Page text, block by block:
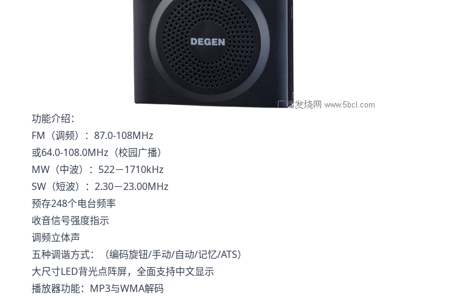
功能介绍：
FM（调频）：87.0-108MHz
或64.0-108.0MHz（校园广播）
MW（中波）：522－1710kHz
SW（短波）：2.30－23.00MHz
预存248个电台频率
收音信号强度指示
调频立体声
五种调谐方式：（编码旋钮/手动/自动/记忆/ATS）
大尺寸LED背光点阵屏，全面支持中文显示
播放器功能：MP3与WMA解码